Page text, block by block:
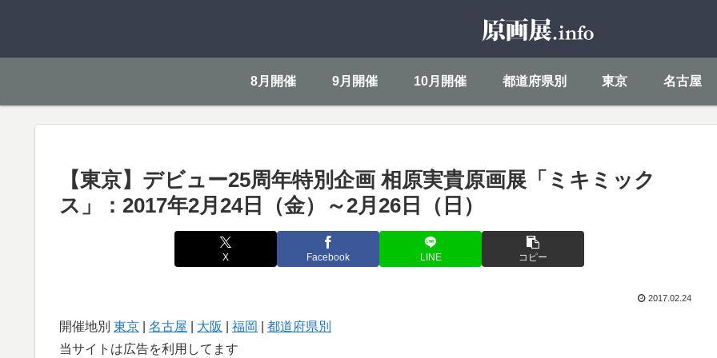
8月開催 9月開催 10月開催 都道府県別 東京 名古屋
【東京】デビュー25周年特別企画 相原実貴原画展「ミキミック
ス」：2017年2月24日（金）～2月26日（日）
X Facebook LINE コピー
2017.02.24
開催地別 東京 名古屋 大阪 福岡
都道府県別
当サイトは広告を利用してます